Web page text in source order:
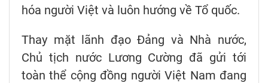
hóa người Việt và luôn hướng về Tổ quốc.
Thay mặt lãnh đạo Đảng và Nhà nước,
Chủ tịch nước Lương Cường đã gửi tới
toàn thể cộng đồng người Việt Nam đang